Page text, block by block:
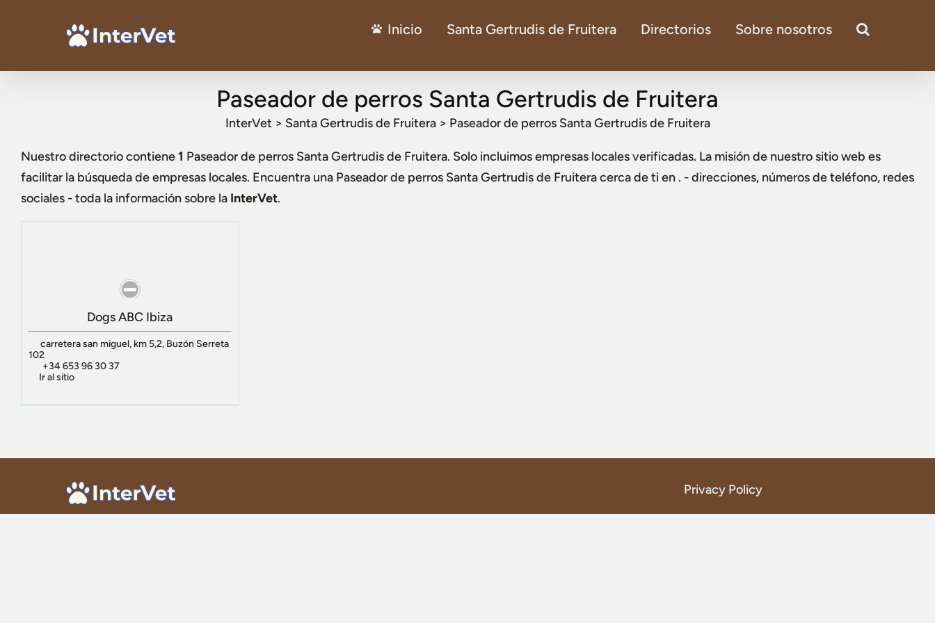
Inicio Santa Gertrudis de Fruitera Directorios Sobre nosotros
Paseador de perros Santa Gertrudis de Fruitera
InterVet> Santa Gertrudis de Fruitera> Paseador de perros Santa Gertrudis de Fruitera
Nuestro directorio contiene1 Paseador de perros Santa Gertrudis de Fruitera. Solo incluimos empresas locales verificadas. La misión de nuestro sitio web es
facilitar la búsqueda de empresas locales. Encuentra una Paseador de perros Santa Gertrudis de Fruiteracerca de ti en . - direcciones, números de teléfono, redes
sociales - toda la información sobre la InterVet.
Dogs ABC Ibiza
carretera san miguel, km 5,2, Buzón Serreta
102
+34 653 96 30 37
Ir al sitio
Privacy Policy